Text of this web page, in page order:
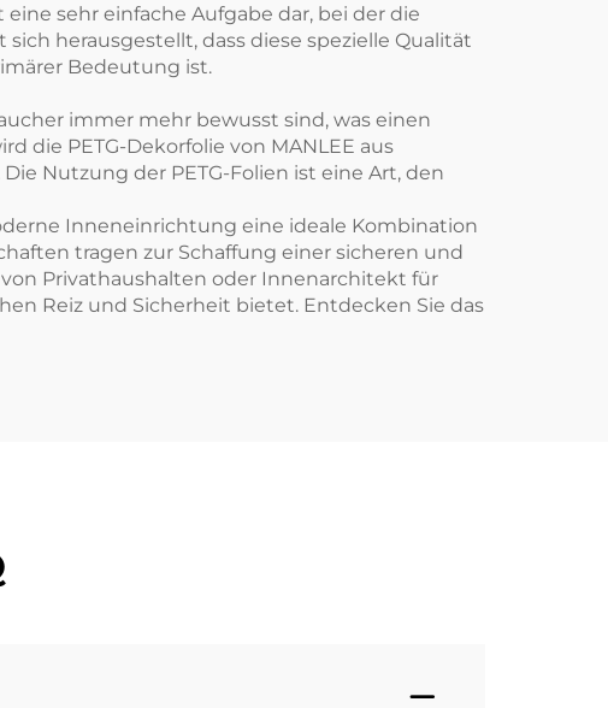
sehr einfache Aufgabe dar, bei der die
herausgestellt, dass diese spezielle Qualität
Bedeutung ist.
immer mehr bewusst sind, was einen
die PETG-Dekorfolie von MANLEE aus
Nutzung der PETG-Folien ist eine Art, den
Inneneinrichtung eine ideale Kombination
tragen zur Schaffung einer sicheren und
Privathaushalten oder Innenarchitekt für
Reiz und Sicherheit bietet. Entdecken Sie das